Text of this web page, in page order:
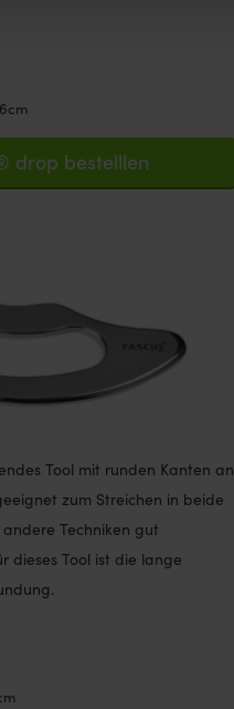
drop bestelllen
Tool mit runden Kanten an
zum Streichen in beide
Techniken gut
dieses Tool ist die lange